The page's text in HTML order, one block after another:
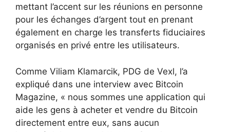
mettant l’accent sur les réunions en personne
pour les échanges d’argent tout en prenant
également en charge les transferts fiduciaires
organisés en privé entre les utilisateurs.
Comme Viliam Klamarcik, PDG de Vexl, l’a
expliqué dans une interview avec Bitcoin
Magazine, « nous sommes une application qui
aide les gens à acheter et vendre du Bitcoin
directement entre eux, sans aucun